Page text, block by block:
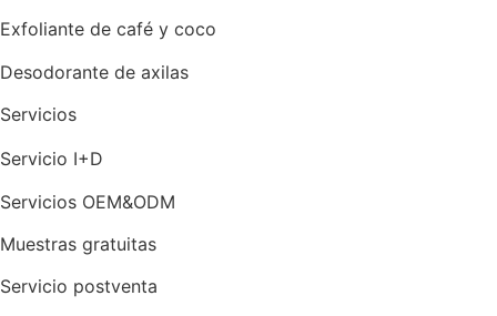
Exfoliante de café y coco
Desodorante de axilas
Servicios
Servicio I+D
Servicios OEM&ODM
Muestras gratuitas
Servicio postventa